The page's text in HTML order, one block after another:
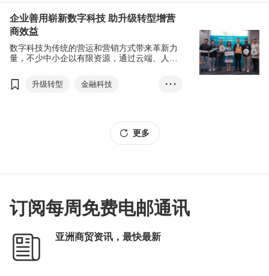
企业善用崭新数字科技 助升级转型增营
商效益
数字科技为传统的营运和营销方式带来革新力
量，不少中小企以有限资源，通过云端、人工
求在市场上抢占先机。
升级转型
金融科技
• • •
更多
订阅每周免费电邮通讯
亚洲商贸资讯，最快最新